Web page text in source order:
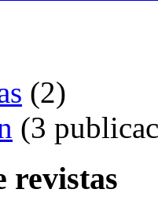
(2)
(3
revistas